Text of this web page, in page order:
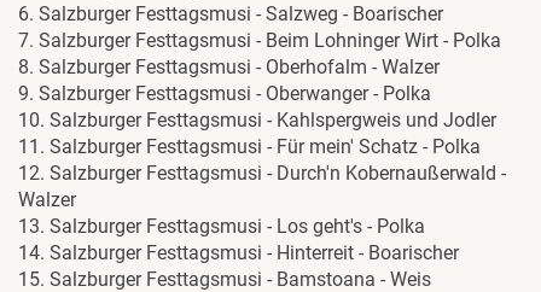
6. Salzburger Festtagsmusi - Salzweg - Boarischer
7. Salzburger Festtagsmusi - Beim Lohninger Wirt - Polka
8. Salzburger Festtagsmusi - Oberhofalm - Walzer
9. Salzburger Festtagsmusi - Oberwanger - Polka
10. Salzburger Festtagsmusi - Kahlspergweis und Jodler
11. Salzburger Festtagsmusi - Für mein' Schatz - Polka
12. Salzburger Festtagsmusi - Durch'n Kobernaußerwald -
Walzer
13. Salzburger Festtagsmusi - Los geht's - Polka
14. Salzburger Festtagsmusi - Hinterreit - Boarischer
15. Salzburger Festtagsmusi - Bamstoana - Weis